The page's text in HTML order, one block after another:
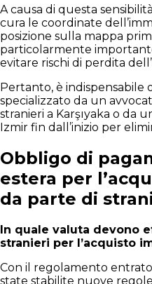
A causa di questa
cura le coordinate
posizione sulla mappa
particolarmente
evitare rischi di perdita
Pertanto, è
specializzato da un
stranieri a Karşıyaka o da
Izmir fin dall’inizio per
Obbligo di
estera per
da parte di
In quale valuta devono
stranieri per l’acquisto
Con il regolamento
state stabilite nuove